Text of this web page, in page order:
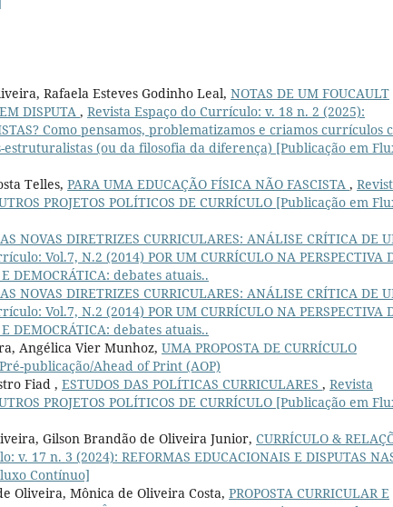
Rafaela Esteves Godinho Leal, NOTAS DE UM FOUCAULT
DISPUTA , Revista Espaço do Currículo: v. 18 n. 2 (2025):
Como pensamos, problematizamos e criamos currículos
(ou da filosofia da diferença) [Publicação em
Telles, PARA UMA EDUCAÇÃO FÍSICA NÃO FASCISTA ,
PROJETOS POLÍTICOS DE CURRÍCULO [Publicação em
NOVAS DIRETRIZES CURRICULARES: ANÁLISE CRÍTICA DE
Vol.7, N.2 (2014) POR UM CURRÍCULO NA PERSPECTIVA
DEMOCRÁTICA: debates atuais..
NOVAS DIRETRIZES CURRICULARES: ANÁLISE CRÍTICA DE
Vol.7, N.2 (2014) POR UM CURRÍCULO NA PERSPECTIVA
DEMOCRÁTICA: debates atuais..
Angélica Vier Munhoz, UMA PROPOSTA DE CURRÍCULO
publicação/Ahead of Print (AOP)
Fiad , ESTUDOS DAS POLÍTICAS CURRICULARES , Revista
PROJETOS POLÍTICOS DE CURRÍCULO [Publicação em
Gilson Brandão de Oliveira Junior, CURRÍCULO &
v. 17 n. 3 (2024): REFORMAS EDUCACIONAIS E DISPUTAS
Contínuo]
Oliveira, Mônica de Oliveira Costa, PROPOSTA CURRICULAR E